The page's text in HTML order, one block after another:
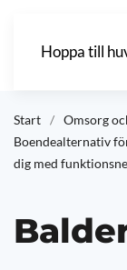
Hoppa till
Start Omsorg
Boendealternativ
dig med